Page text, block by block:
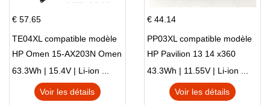
€ 57.65
TE04XL compatible modèle
HP Omen 15-AX203N Omen
15 Series Pavilion 15 Series
63.3Wh | 15.4V | Li-ion ...
Voir les détails
€ 44.14
PP03XL compatible modèle
HP Pavilion 13 14 x360
L83388-AC1 L83388-421
HSTNN-LB8S M01118-421
M01144-005 13-BB 14-DV
43.3Wh | 11.55V | Li-ion ...
Voir les détails